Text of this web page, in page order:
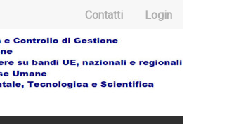
Contatti Login